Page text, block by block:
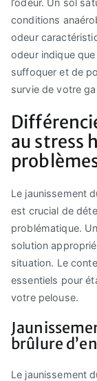
l’odeur. Un sol
conditions
odeur
odeur indique
suffoquer et de
survie de votre
au stress
Le jaunissement
est crucial de
problématique.
solution
situation. Le
essentiels pour
votre pelouse.
brûlure
Le jaunissement